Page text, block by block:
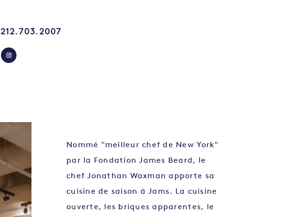
212.703.2007
Nommé "meilleur chef de New York"
par la Fondation James Beard, le
chef Jonathan Waxman apporte sa
cuisine de saison à Jams. La cuisine
ouverte, les briques apparentes, le